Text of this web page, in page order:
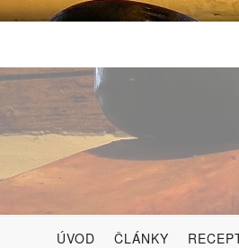
ÚVOD ČLÁNKY